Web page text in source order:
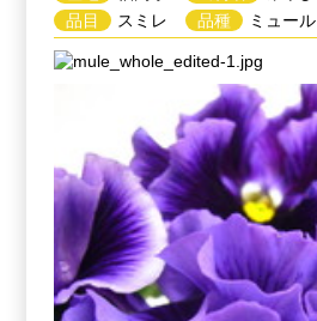
品目
スミレ
品種
ミュール